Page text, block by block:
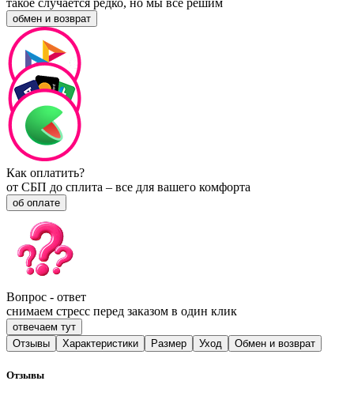
обмен и возврат
Как оплатить?
от СБП до сплита – все для вашего комфорта
об оплате
Вопрос - ответ
снимаем стресс перед заказом в один клик
отвечаем тут
Отзывы
Характеристики Размер Уход Обмен и возврат
Отзывы